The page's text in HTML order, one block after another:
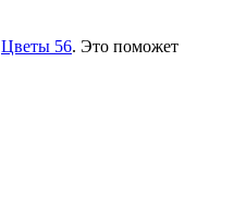
Цветы 56. Это поможет